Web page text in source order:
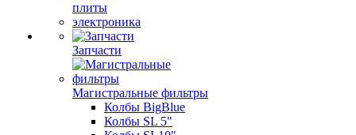
плиты
электроника
Запчасти
Магистральные фильтры
Колбы BigBlue
Колбы SL 5"